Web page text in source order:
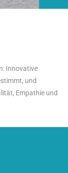
Innovative
und
Empathie und